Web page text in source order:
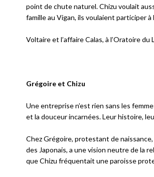
point de chute naturel. Chizu voulait
famille au Vigan, ils voulaient participer
Voltaire et l’affaire Calas, à l’Oratoire
Grégoire et Chizu
Une entreprise n’est rien sans les
et la douceur incarnées. Leur histoire,
Chez Grégoire, protestant de
des Japonais, a une vision neutre de la
que Chizu fréquentait une paroisse